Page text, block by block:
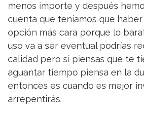
menos importe y después
cuenta que teníamos que
opción más cara porque lo
uso va a ser eventual podrías
calidad pero si piensas que te
aguantar tiempo piensa en la
entonces es cuando es mejor
arrepentirás.